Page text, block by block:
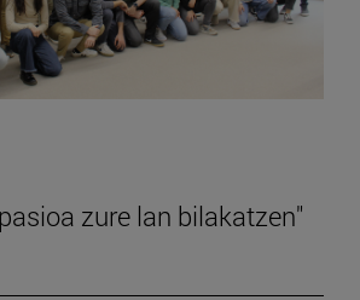
zure lan bilakatzen"